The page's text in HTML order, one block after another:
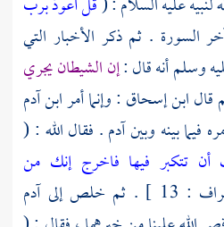
السورة . ثم ذكر الأخبار التي
وسلم أنه قال :إن الشيطان يجري
قال ابن إسحاق : وإنما أمر ابن آدم
فيما بينه وبينآدم. فقال الله : (
أن تتكبر فيها فاخرج إنك من
خلص إلى
آدم